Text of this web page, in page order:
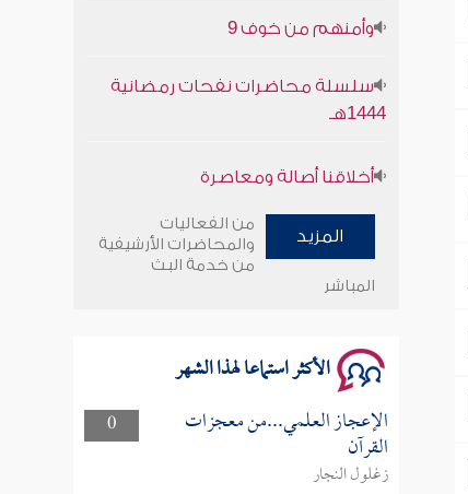
1444هـ
وأمنهم من خوف 9
سلسلة محاضرات نفحات رمضانية
1444هـ
المزيد
من الفعاليات
والمحاضرات الأرشيفية
من خدمة البث
المباشر
الأكثر استماعا لهذا الشهر
0 الإعجاز العلمي...من معجزات
القرآن
زغلول النجار